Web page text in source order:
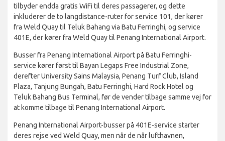
tilbyder endda gratis WiFi til deres passagerer, og dette
inkluderer de to langdistance-ruter for service 101, der kører
fra Weld Quay til Teluk Bahang via Batu Ferringhi, og service
401E, der kører fra Weld Quay til Penang International Airport.
Busser fra Penang International Airport på Batu Ferringhi-
service kører først til Bayan Legaps Free Industrial Zone,
derefter University Sains Malaysia, Penang Turf Club, Island
Plaza, Tanjung Bungah, Batu Ferringhi, Hard Rock Hotel og
Teluk Bahang Bus Terminal, før de vender tilbage samme vej for
at komme tilbage til Penang International Airport.
Penang International Airport-busser på 401E-service starter
deres rejse ved Weld Quay, men når de når lufthavnen,